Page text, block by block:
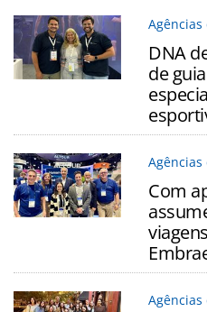
Agências
DNA
de
Agências
Com
Agências